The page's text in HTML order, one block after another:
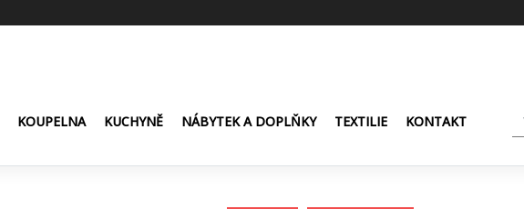
KOUPELNA KUCHYNĚ NÁBYTEK A DOPLŇKY TEXTILIE KONTAKT